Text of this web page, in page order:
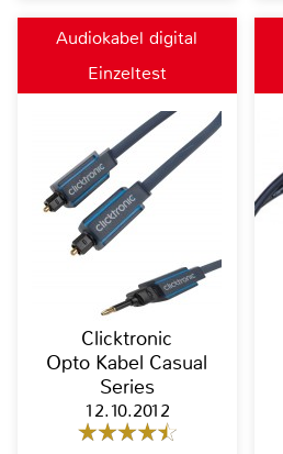
Audiokabel digital
Einzeltest
Clicktronic
Opto Kabel Casual
Series
12.10.2012